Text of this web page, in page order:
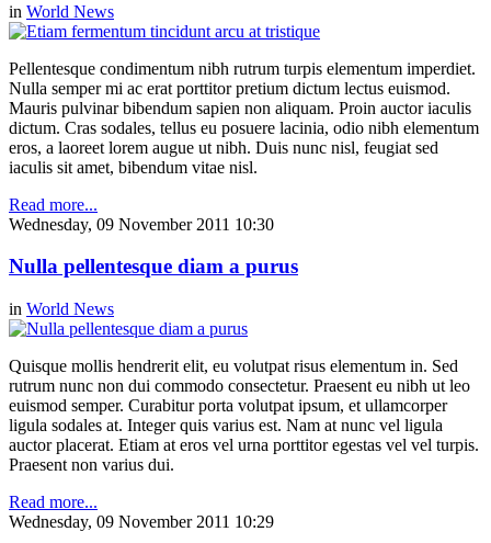
in World News
Pellentesque condimentum nibh rutrum turpis elementum imperdiet.
Nulla semper mi ac erat porttitor pretium dictum lectus euismod.
Mauris pulvinar bibendum sapien non aliquam. Proin auctor iaculis
dictum. Cras sodales, tellus eu posuere lacinia, odio nibh elementum
eros, a laoreet lorem augue ut nibh. Duis nunc nisl, feugiat sed
iaculis sit amet, bibendum vitae nisl.
Read more...
Wednesday, 09 November 2011 10:30
Nulla pellentesque diam a purus
in World News
Quisque mollis hendrerit elit, eu volutpat risus elementum in. Sed
rutrum nunc non dui commodo consectetur. Praesent eu nibh ut leo
euismod semper. Curabitur porta volutpat ipsum, et ullamcorper
ligula sodales at. Integer quis varius est. Nam at nunc vel ligula
auctor placerat. Etiam at eros vel urna porttitor egestas vel vel turpis.
Praesent non varius dui.
Read more...
Wednesday, 09 November 2011 10:29